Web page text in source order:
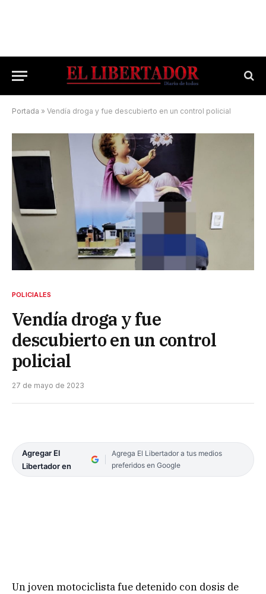
Portada » Vendía droga y fue descubierto en un control policial
POLICIALES
Vendía droga y fue
descubierto en un control
policial
27 de mayo de 2023
Agregar El
Libertador en
Agrega El Libertador a tus medios
preferidos en Google
Un joven motociclista fue detenido con dosis de